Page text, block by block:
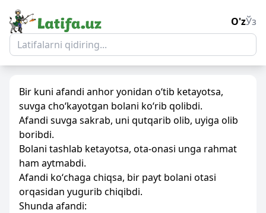
O'zЎз
Bir kuni afandi anhor yonidan oʻtib ketayotsa,
suvga choʻkayotgan bolani koʻrib qolibdi.
Afandi suvga sakrab, uni qutqarib olib, uyiga olib
boribdi.
Bolani tashlab ketayotsa, ota-onasi unga rahmat
ham aytmabdi.
Afandi koʻchaga chiqsa, bir payt bolani otasi
orqasidan yugurib chiqibdi.
Shunda afandi: